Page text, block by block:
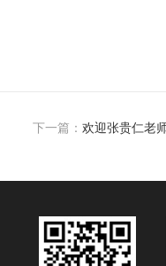
下一篇： 欢迎张贵仁老